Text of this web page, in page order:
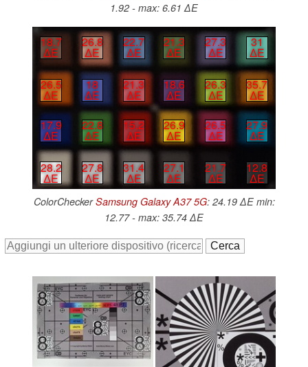
1.92 - max: 6.61 ∆E
18.7
∆E
26.8
∆E
22.7
∆E
21.3
∆E
27.3
∆E
31
∆E
26.5
∆E
18
∆E
21.3
∆E
18.6
∆E
26.3
∆E
35.7
∆E
17.9
∆E
22.8
∆E
15.2
∆E
26.9
∆E
26.5
∆E
27.9
∆E
28.2
∆E
27.8
∆E
31.4
∆E
27.1
∆E
21.7
∆E
12.8
∆E
ColorCheckerSamsung Galaxy A37 5G: 24.19 ∆E min:
12.77 - max: 35.74 ∆E